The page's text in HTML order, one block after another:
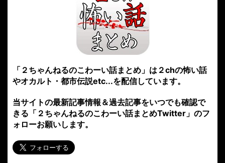
「２ちゃんねるのこわーい話まとめ」は２chの怖い話
やオカルト・都市伝説etc...を配信しています。
当サイトの最新記事情報＆過去記事をいつでも確認で
きる「２ちゃんねるのこわーい話まとめTwitter」のフ
ォローお願いします。